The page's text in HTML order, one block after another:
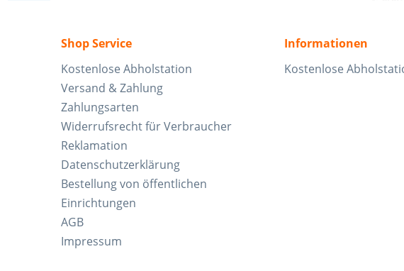
Shop Service
Kostenlose Abholstation
Versand & Zahlung
Zahlungsarten
Widerrufsrecht für Verbraucher
Reklamation
Datenschutzerklärung
Bestellung von öffentlichen
Einrichtungen
AGB
Impressum
Informationen
Kostenlose